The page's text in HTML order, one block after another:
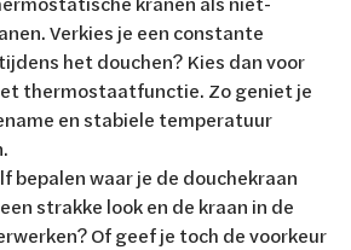
Verkies je een constante
het douchen? Kies dan voor
thermostaatfunctie. Zo geniet je
en stabiele temperatuur
bepalen waar je de douchekraan
strakke look en de kraan in de
Of geef je toch de voorkeur